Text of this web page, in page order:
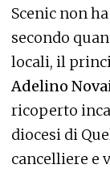
Scenic non
secondo
locali, il
Adelino
ricoperto
diocesi di
cancelliere e